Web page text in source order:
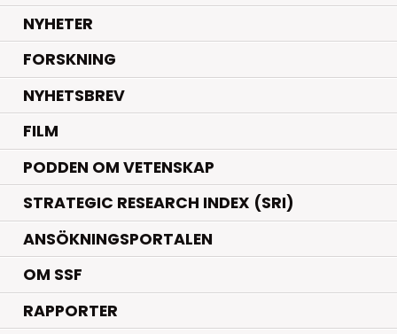
NYHETER.
FORSKNING.
NYHETSBREV
FILM
PODDEN OM VETENSKAP
STRATEGIC RESEARCH INDEX (SRI)
ANSÖKNINGSPORTALEN
OM SSF
RAPPORTER